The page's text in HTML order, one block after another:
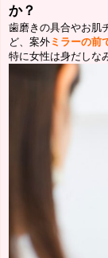
か？
歯磨きの具合やお肌
ど、案外 ミラーの前
特に女性は身だしな